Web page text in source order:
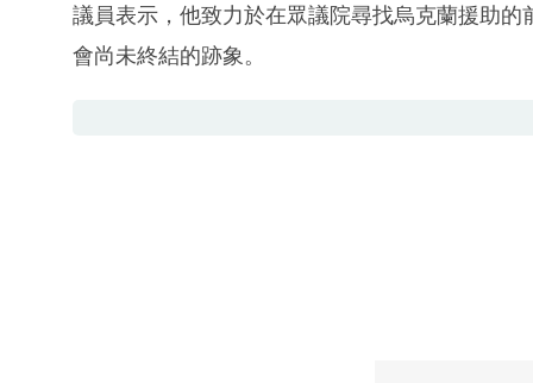
議員表示，他致力於在眾議院尋找烏克蘭援助
會尚未終結的跡象。